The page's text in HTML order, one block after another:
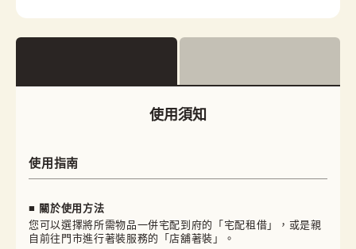
使用須知
使用指南
■ 關於使用方法
您可以選擇將所需物品一併宅配到府的「宅配租借」，或是親
自前往門市進行著裝服務的「店舖著裝」。